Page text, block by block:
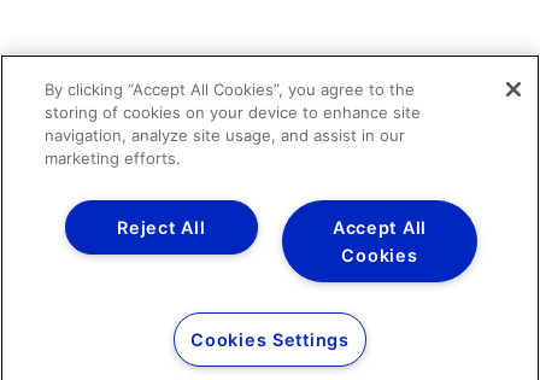
By clicking “Accept All Cookies”, you agree to the
storing of cookies on your device to enhance site
navigation, analyze site usage, and assist in our
marketing efforts.
Accept All
Cookies
Reject All
Cookies Settings